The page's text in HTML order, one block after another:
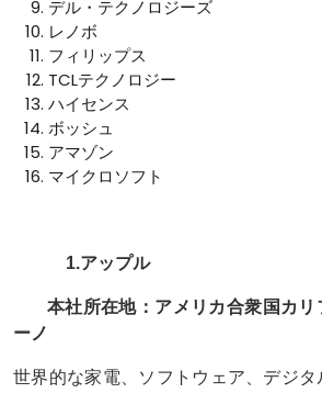
デル・テクノロジーズ
レノボ
フィリップス
TCLテクノロジー
ハイセンス
ボッシュ
アマゾン
マイクロソフト
1.アップル
本社所在地：アメリカ合衆国カリ
ーノ
世界的な家電、ソフトウェア、デジ